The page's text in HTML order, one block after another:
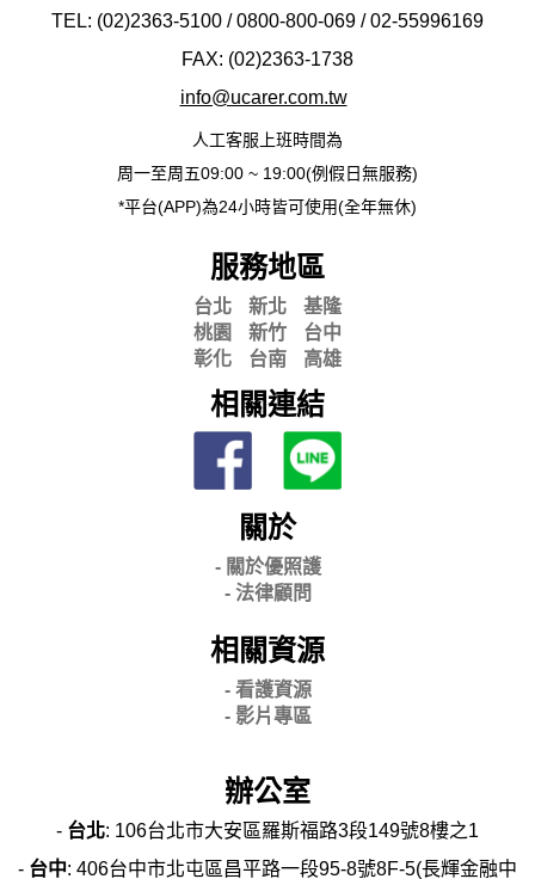
TEL: (02)2363-5100 / 0800-800-069 / 02-55996169
FAX: (02)2363-1738
info@ucarer.com.tw
人工客服上班時間為
周一至周五09:00 ~ 19:00(例假日無服務)
*平台(APP)為24小時皆可使用(全年無休)
服務地區
台北 新北
基隆
桃園
新竹
台中
彰化
台南 高雄
相關連結
關於
- 關於優照護
- 法律顧問
相關資源
- 看護資源
- 影片專區
辦公室
- 台北: 106台北市大安區羅斯福路3段149號8樓之1
- 台中: 406台中市北屯區昌平路一段95-8號8F-5(長輝金融中